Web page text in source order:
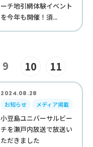
ーチ地引網体験イベント
を今年も開催！須...
9 10 11
2024.08.28
お知らせ
メディア掲載
小豆島ユニバーサルビー
チを瀬戸内放送で放送い
ただきました